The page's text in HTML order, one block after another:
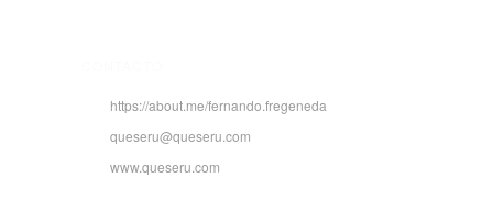
https://about.me/fernando.fregeneda
queseru@queseru.com
www.queseru.com